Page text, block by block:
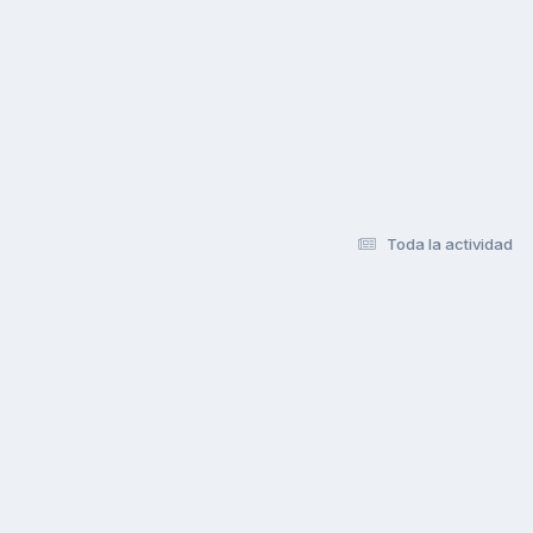
Toda la actividad